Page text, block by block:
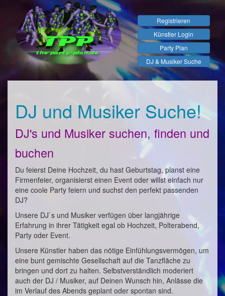
Registrieren
Künstler Login
Party Plan
DJ & Musiker Suche
DJ und Musiker Suche!
DJ's und Musiker suchen, finden und
buchen
Du feierst Deine Hochzeit, du hast Geburtstag, planst eine
Firmenfeier, organisierst einen Event oder willst einfach nur
eine coole Party feiern und suchst den perfekt passenden
DJ?
Unsere DJ`s und Musiker verfügen über langjährige
Erfahrung in ihrer Tätigkeit egal ob Hochzeit, Polterabend,
Party oder Event.
Unsere Künstler haben das nötige Einfühlungsvermögen, um
eine bunt gemischte Gesellschaft auf die Tanzfläche zu
bringen und dort zu halten. Selbstverständlich moderiert
auch der DJ / Musiker, auf Deinen Wunsch hin, Anlässe die
im Verlauf des Abends geplant oder spontan sind.